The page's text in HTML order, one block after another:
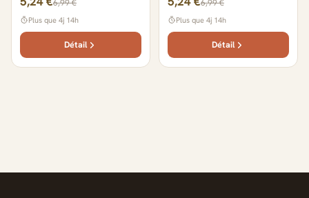
6,99 €
Plus que 4j 14h
Détail
6,99 €
Plus que 4j 14h
Détail